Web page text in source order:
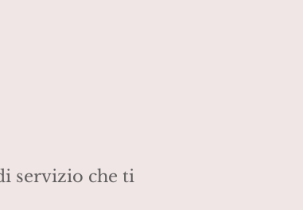
servizio che ti